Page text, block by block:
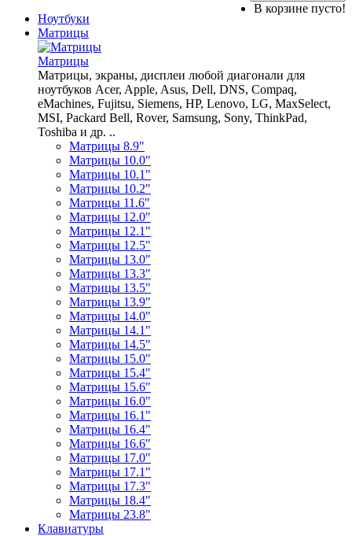
В корзине пусто!
Ноутбуки
Матрицы
Матрицы
Матрицы, экраны, дисплеи любой диагонали для
ноутбуков Acer, Apple, Asus, Dell, DNS, Compaq,
eMachines, Fujitsu, Siemens, HP, Lenovo, LG, MaxSelect,
MSI, Packard Bell, Rover, Samsung, Sony, ThinkPad,
Toshiba и др. ..
Матрицы 8.9"
Матрицы 10.0"
Матрицы 10.1"
Матрицы 10.2"
Матрицы 11.6"
Матрицы 12.0"
Матрицы 12.1"
Матрицы 12.5"
Матрицы 13.0"
Матрицы 13.3"
Матрицы 13.5"
Матрицы 13.9"
Матрицы 14.0"
Матрицы 14.1"
Матрицы 14.5"
Матрицы 15.0"
Матрицы 15.4"
Матрицы 15.6"
Матрицы 16.0"
Матрицы 16.1"
Матрицы 16.4"
Матрицы 16.6"
Матрицы 17.0"
Матрицы 17.1"
Матрицы 17.3"
Матрицы 18.4"
Матрицы 23.8"
Клавиатуры